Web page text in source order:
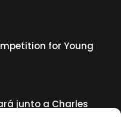
for Young
junto a Charles